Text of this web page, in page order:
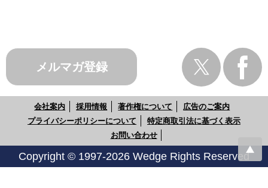
メルマガ登録
会社案内 採用情報 著作権について
広告のご案内
プライバシーポリシーについて
特定商取引法に基づく表示
お問い合わせ
Copyright © 1997-2026 Wedge Rights Reserved